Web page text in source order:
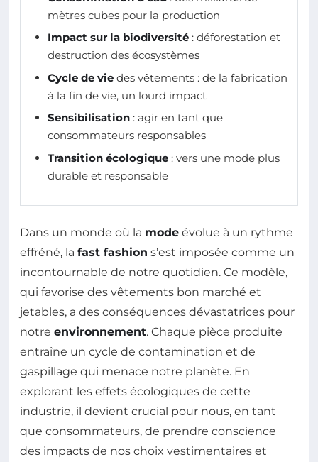
mètres cubes pour la production
Impact sur la biodiversité : déforestation et
destruction des écosystèmes
Cycle de vie des vêtements : de la fabrication
à la fin de vie, un lourd impact
Sensibilisation : agir en tant que
consommateurs responsables
Transition écologique : vers une mode plus
durable et responsable
Dans un monde où la mode évolue à un rythme
effréné, la fast fashion s’est imposée comme un
incontournable de notre quotidien. Ce modèle,
qui favorise des vêtements bon marché et
jetables, a des conséquences dévastatrices pour
notre environnement. Chaque pièce produite
entraîne un cycle de contamination et de
gaspillage qui menace notre planète. En
explorant les effets écologiques de cette
industrie, il devient crucial pour nous, en tant
que consommateurs, de prendre conscience
des impacts de nos choix vestimentaires et